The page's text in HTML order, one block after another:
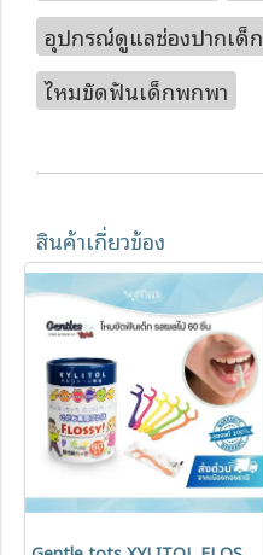
อุปกรณ์ดูแลช่องปากเด็ก
ไหมขัดฟันเด็กพกพา
สินค้าเกี่ยวข้อง